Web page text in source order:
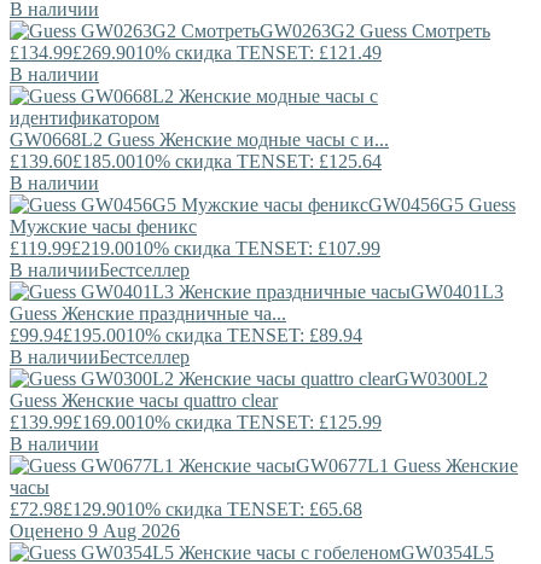
В наличии
GW0263G2 Guess Смотреть
£134.99£269.9010% скидка TENSET: £121.49
В наличии
GW0668L2 Guess Женские модные часы с и...
£139.60£185.0010% скидка TENSET: £125.64
В наличии
GW0456G5 Guess
Мужские часы феникс
£119.99£219.0010% скидка TENSET: £107.99
В наличииБестселлер
GW0401L3
Guess Женские праздничные ча...
£99.94£195.0010% скидка TENSET: £89.94
В наличииБестселлер
GW0300L2
Guess Женские часы quattro clear
£139.99£169.0010% скидка TENSET: £125.99
В наличии
GW0677L1 Guess Женские
часы
£72.98£129.9010% скидка TENSET: £65.68
Оценено 9 Aug 2026
GW0354L5